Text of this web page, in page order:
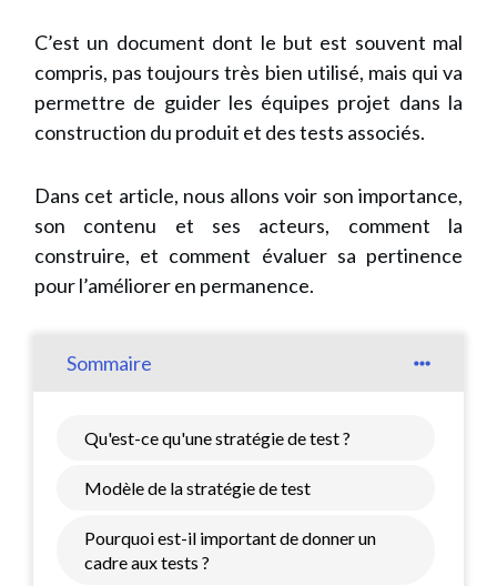
C’est un document dont le but est souvent mal
compris, pas toujours très bien utilisé, mais qui va
permettre de guider les équipes projet dans la
construction du produit et des tests associés.
Dans cet article, nous allons voir son importance,
son contenu et ses acteurs, comment la
construire, et comment évaluer sa pertinence
pour l’améliorer en permanence.
Sommaire
Qu'est-ce qu'une stratégie de test ?
Modèle de la stratégie de test
Pourquoi est-il important de donner un
cadre aux tests ?